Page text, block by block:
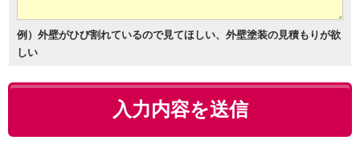
例）外壁がひび割れているので見てほしい、外壁塗装の見積もりが欲
しい